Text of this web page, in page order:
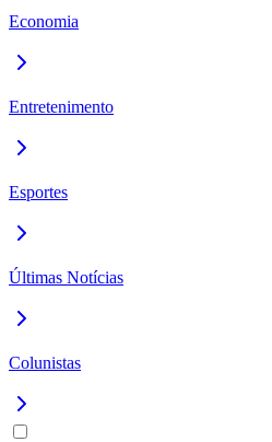
Economia
Entretenimento
Esportes
Últimas Notícias
Colunistas